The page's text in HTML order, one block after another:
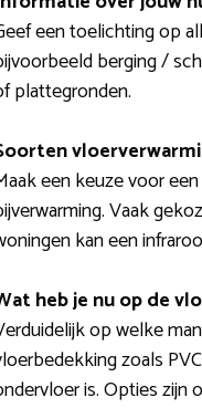
een toelichting op
berging /
plattegronden.
een keuze voor
Vaak
kan een
heb je nu op de
op welke
zoals
is. Opties zijn